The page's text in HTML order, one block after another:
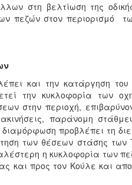
στη βελτίωση της
πεζών στον περιορισμό
και την κατάργηση του
την κυκλοφορία των
στην περιοχή,
παράνομη
προβλέπει τη
των θέσεων στάσης των
η κυκλοφορία των
και προς τον Κούλε και